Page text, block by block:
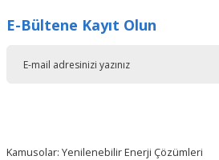
E-Bültene Kayıt Olun
Kamusolar: Yenilenebilir Enerji Çözümleri